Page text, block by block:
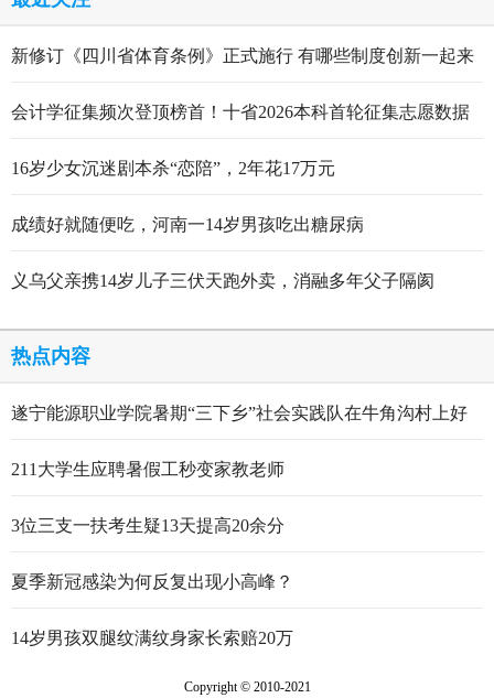
新修订《四川省体育条例》正式施行 有哪些制度创新一起来
会计学征集频次登顶榜首！十省2026本科首轮征集志愿数据
16岁少女沉迷剧本杀“恋陪”，2年花17万元
成绩好就随便吃，河南一14岁男孩吃出糖尿病
义乌父亲携14岁儿子三伏天跑外卖，消融多年父子隔阂
热点内容
遂宁能源职业学院暑期“三下乡”社会实践队在牛角沟村上好
211大学生应聘暑假工秒变家教老师
3位三支一扶考生疑13天提高20余分
夏季新冠感染为何反复出现小高峰？
14岁男孩双腿纹满纹身家长索赔20万
Copyright © 2010-2021